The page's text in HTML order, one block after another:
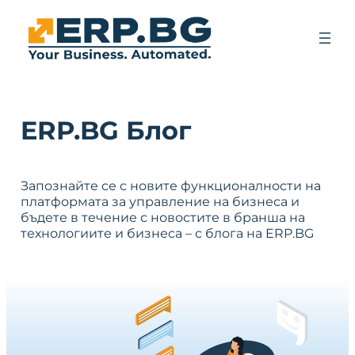
ERP.BG Блог
Запознайте се с новите функционалности на
платформата за управление на бизнеса и
бъдете в течение с новостите в бранша на
технологиите и бизнеса – с блога на ERP.BG